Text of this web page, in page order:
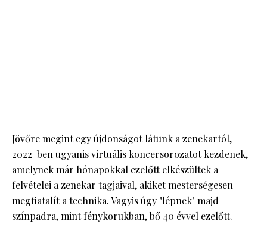
Jövőre megint egy újdonságot látunk a zenekartól,
2022-ben ugyanis virtuális koncersorozatot kezdenek,
amelynek már hónapokkal ezelőtt elkészültek a
felvételei a zenekar tagjaival, akiket mesterségesen
megfiatalít a technika. Vagyis úgy "lépnek" majd
színpadra, mint fénykorukban, bő 40 évvel ezelőtt.